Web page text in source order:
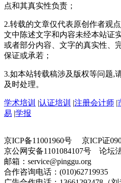
点和其真实性负责；
2.转载的文章仅代表原创作者观
文中陈述文字和内容未经本站证
或者部分内容、文字的真实性、
保证或承若；
3.如本站转载稿涉及版权等问题,
及时处理。
学术培训 |认证培训 |注册会计师 |
易 |学报
京ICP备11001960号 京ICP证
京公网安备1101084107号 论坛
邮箱：service@pinggu.org
合作咨询电话：(010)62719935